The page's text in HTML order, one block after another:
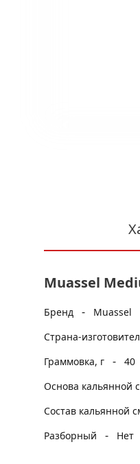
Muassel
Бренд -
Muassel
Страна-
Граммовка, г
- 40
Основа кальянной
Состав кальянной
Разборный
- Нет